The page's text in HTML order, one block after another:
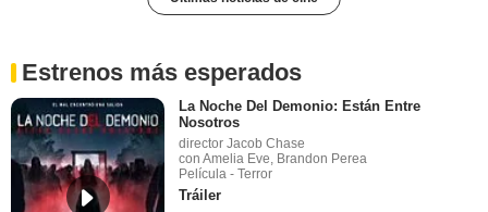
Estrenos más esperados
La Noche Del Demonio: Están Entre
Nosotros
director Jacob Chase
con Amelia Eve, Brandon Perea
Película - Terror
Tráiler